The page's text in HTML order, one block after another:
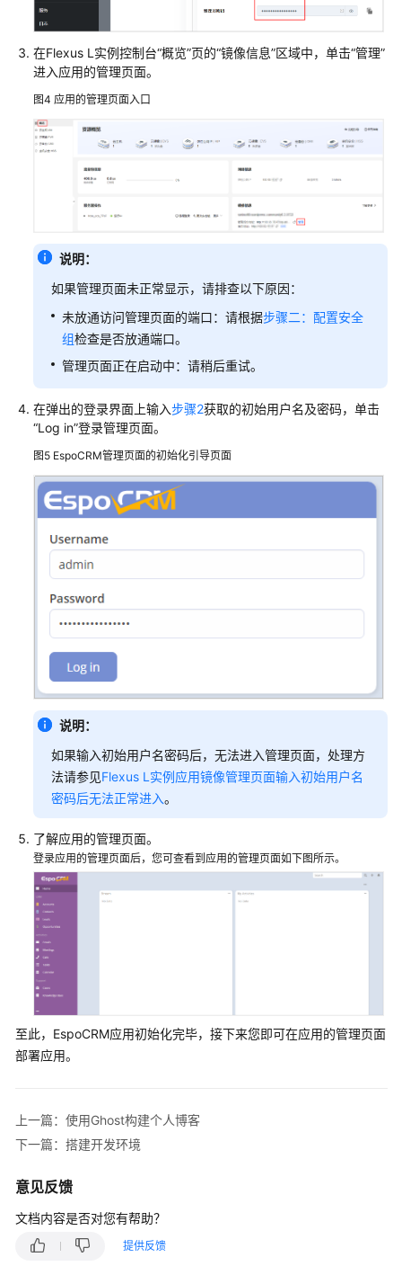
在Flexus L实例控制台“概览”页的“镜像信息”区域中，单击“管理”
进入应用的管理页面。
图4 应用的管理页面入口
说明：
如果管理页面未正常显示，请排查以下原因：
未放通访问管理页面的端口：请根据步骤二：配置安全
组检查是否放通端口。
管理页面正在启动中：请稍后重试。
在弹出的登录界面上输入步骤2获取的初始用户名及密码，单击
“Log in”登录管理页面。
图5 EspoCRM管理页面的初始化引导页面
说明：
如果输入初始用户名密码后，无法进入管理页面，处理方
法请参见Flexus L实例应用镜像管理页面输入初始用户名
密码后无法正常进入。
了解应用的管理页面。
登录应用的管理页面后，您可查看到应用的管理页面如下图所示。
至此，EspoCRM应用初始化完毕，接下来您即可在应用的管理页面
部署应用。
上一篇：使用Ghost构建个人博客
下一篇：搭建开发环境
意见反馈
文档内容是否对您有帮助？
提供反馈